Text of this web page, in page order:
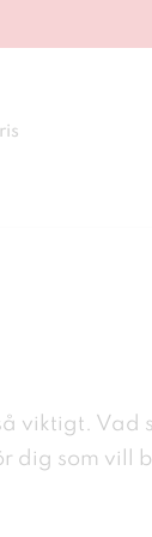
viktigt. Vad
dig som vill